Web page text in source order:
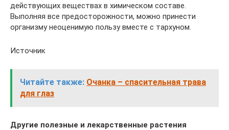
действующих веществах в химическом составе.
Выполняя все предосторожности, можно принести
организму неоценимую пользу вместе с тархуном.
Источник
Читайте также: Очанка – спасительная трава
для глаз
Другие полезные и лекарственные растения